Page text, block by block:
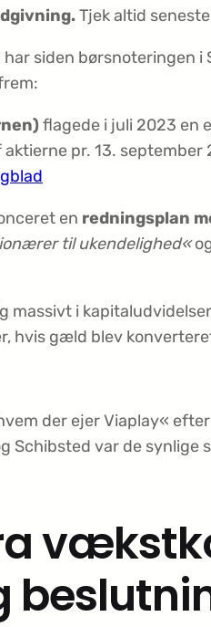
Tjek altid
har siden
flagede i juli 2023 en
aktierne pr. 13. september
en redningsplan
til ukendelighed«
massivt i
hvis gæld blev
der ejer Viaplay« efter
Schibsted var de